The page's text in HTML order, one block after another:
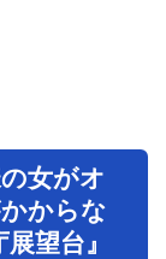
女がオ
からな
望台』